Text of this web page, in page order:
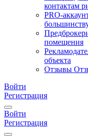
контактам
PRO-
помещения
объекта
Отзывы
Войти
Регистрация
Войти
Регистрация